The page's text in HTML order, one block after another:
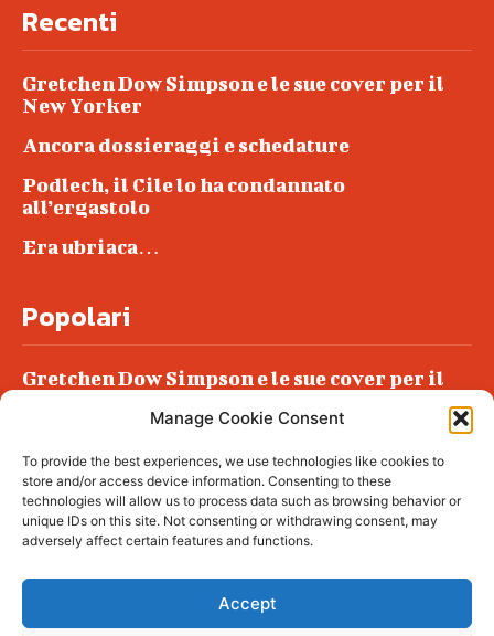
Manage Cookie Consent
To provide the best experiences, we use technologies like cookies to
store and/or access device information. Consenting to these
technologies will allow us to process data such as browsing behavior or
unique IDs on this site. Not consenting or withdrawing consent, may
adversely affect certain features and functions.
Accept
Recenti
Gretchen Dow Simpson e le sue cover per il
New Yorker
Ancora dossieraggi e schedature
Podlech, il Cile lo ha condannato
all’ergastolo
Era ubriaca…
Popolari
Gretchen Dow Simpson e le sue cover per il
Podlech, il Cile lo ha condannato
all’ergastolo
Era ubriaca…